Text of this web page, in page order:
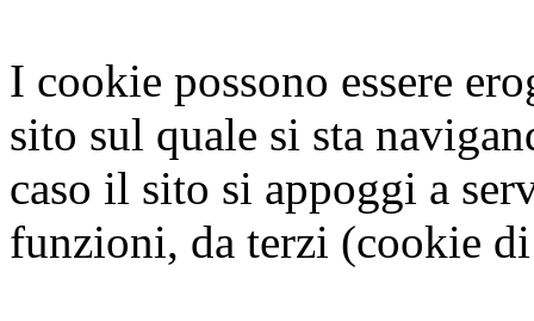
I cookie possono essere
sito sul quale si sta
caso il sito si appoggi a
funzioni, da terzi (cookie